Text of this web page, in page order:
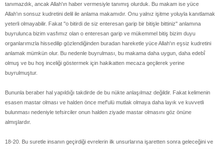
tanımazdık, ancak Allah'ın haber vermesiyle tanımış olurduk. Bu makam ise yüce
Allah'ın sonsuz kudretini delil ile anlama makamıdır. Onu yalnız işitme yoluyla kanıtlamak
yeterli olmayabilir. Fakat "o bitirdi de siz enteresan garip bir bitişle bittiniz" anlamına
buyrulunca bizim vasfımız olan o enteresan garip ve mükemmel bitiş bizim duyu
organlarımızla hissedilip gözlendiğinden buradan hareketle yüce Allah'ın eşsiz kudretini
anlamak mümkün olur. Bu nedenle buyrulması, bu makama daha uygun, daha edebî
olmuş ve bu hoş inceliği göstermek için hakikatten mecaza geçilerek yerine
buyrulmuştur.
Bununla beraber hal yapıldığı takdirde de bu nükte anlaşılmaz değildir. Fakat kelimenin
esasen mastar olması ve halden önce mef'ulü mutlak olmaya daha layık ve kuvvetli
bulunması nedeniyle tefsirciler onun halden ziyade mastar olmasını göz önüne
almışlardır.
18-20. Bu suretle insanın geçirdiği evrelerin ilk unsurlarına işaretten sonra geleceğini ve